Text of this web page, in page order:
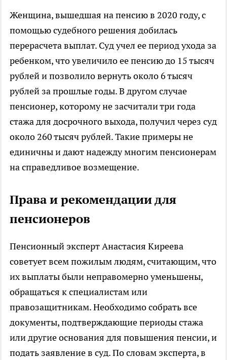
Женщина, вышедшая на пенсию в 2020 году, с
помощью судебного решения добилась
перерасчета выплат. Суд учел ее период ухода за
ребенком, что увеличило ее пенсию до 15 тысяч
рублей и позволило вернуть около 6 тысяч
рублей за прошлые годы. В другом случае
пенсионер, которому не засчитали три года
стажа для досрочного выхода, получил через суд
около 260 тысяч рублей. Такие примеры не
единичны и дают надежду многим пенсионерам
на справедливое возмещение.
Права и рекомендации для
пенсионеров
Пенсионный эксперт Анастасия Киреева
советует всем пожилым людям, считающим, что
их выплаты были неправомерно уменьшены,
обращаться к специалистам или
правозащитникам. Необходимо собрать все
документы, подтверждающие периоды стажа
или другие основания для повышения пенсии, и
подать заявление в суд. По словам эксперта, в